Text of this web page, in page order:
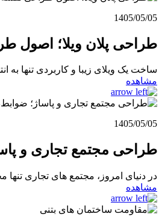
1405/05/05
طراحی پلان ویلا؛ اصول
ساخت یک ویلای زیبا و کاربردی تنها
مشاهده
1405/05/05
طراحی مجتمع تجاری و
در دنیای امروز، مجتمع های تجاری تنها
مشاهده